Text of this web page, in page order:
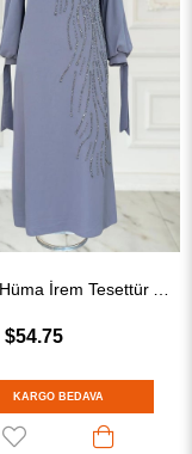
$54.75
KARGO BEDAVA